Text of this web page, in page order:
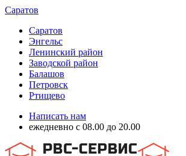
Саратов
Саратов
Энгельс
Ленинский район
Заводской район
Балашов
Петровск
Ртищево
Написать нам
ежедневно с 08.00 до 20.00